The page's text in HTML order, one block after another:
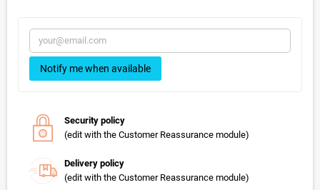
Notify me when available
Security policy
(edit with the Customer Reassurance module)
Delivery policy
(edit with the Customer Reassurance module)